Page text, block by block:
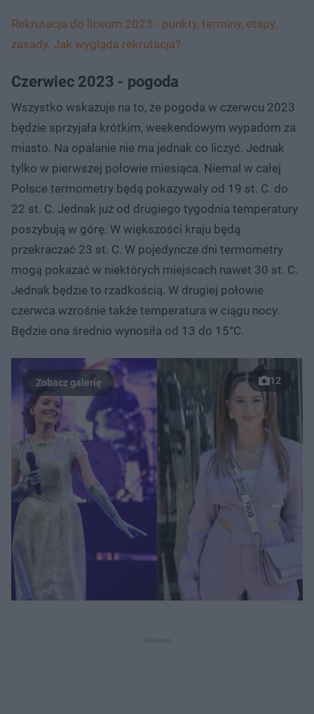
Rekrutacja do liceum 2023 - punkty, terminy, etapy,
zasady. Jak wygląda rekrutacja?
Czerwiec 2023 - pogoda
Wszystko wskazuje na to, że pogoda w czerwcu 2023
będzie sprzyjała krótkim, weekendowym wypadom za
miasto. Na opalanie nie ma jednak co liczyć. Jednak
tylko w pierwszej połowie miesiąca. Niemal w całej
Polsce termometry będą pokazywały od 19 st. C. do
22 st. C. Jednak już od drugiego tygodnia temperatury
poszybują w górę. W większości kraju będą
przekraczać 23 st. C. W pojedyncze dni termometry
mogą pokazać w niektórych miejscach nawet 30 st. C.
Jednak będzie to rzadkością. W drugiej połowie
czerwca wzrośnie także temperatura w ciągu nocy.
Będzie ona średnio wynosiła od 13 do 15°C.
12